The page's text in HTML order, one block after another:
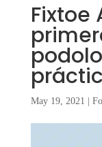
Fixtoe
May 19, 2021